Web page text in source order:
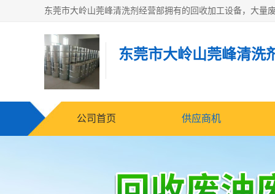
东莞市大岭山莞峰清洗
公司首页 供应商机